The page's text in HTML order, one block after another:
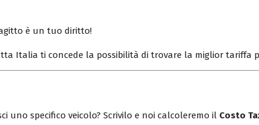
è un tuo diritto!
Italia ti concede la possibilità di trovare la miglior tariffa
uno specifico veicolo? Scrivilo e noi calcoleremo il Costo